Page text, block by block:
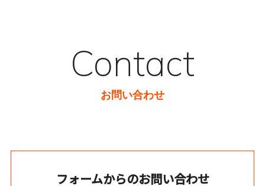
Contact
お問い合わせ
フォームからのお問い合わせ